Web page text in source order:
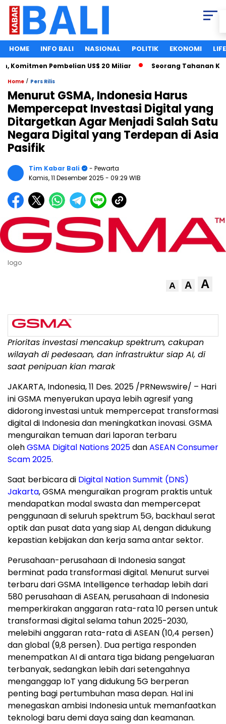
HOME INFO BALI NASIONAL POLITIK EKONOMI
Pembelian US$ 20 Miliar Seorang Tahanan
Home / Pers Rilis
Menurut GSMA, Indonesia Harus
Mempercepat Investasi Digital yang
Ditargetkan Agar Menjadi Salah Satu
Negara Digital yang Terdepan di Asia
Pasifik
Tim Kabar Bali
- Pewarta
Kamis, 11 Desember 2025 - 09:29 WIB
logo
A A A
Prioritas investasi mencakup spektrum, cakupan
wilayah di pedesaan, dan infrastruktur siap AI, di
saat penipuan kian marak
JAKARTA, Indonesia,11 Des. 2025 /PRNewswire/ – Hari
ini GSMA menyerukan upaya lebih agresif yang
didorong investasi untuk mempercepat transformasi
digital di Indonesiadan meningkatkan inovasi. GSMA
menguraikan temuan dari laporan terbaru
olehGSMA Digital Nations 2025danASEAN Consumer
Scam 2025.
Saat berbicara di Digital Nation Summit (DNS)
Jakarta, GSMA menguraikan program praktis untuk
mendapatkan modal swasta dan mempercepat
penggunaan di seluruh spektrum 5G, backhaul serat
optik dan pusat data yang siap AI, dengan didukung
kepastian kebijakan dan kerja sama antar sektor.
Perusahaan-perusahaan di Indonesiasangat
berminat pada transformasi digital. Menurut survei
terbaru dari GSMA Intelligence terhadap lebih dari
580 perusahaan di ASEAN, perusahaan di Indonesia
memperkirakan anggaran rata-rata 10 persen untuk
transformasi digital selama tahun 2025-2030,
melebihi anggaran rata-rata di ASEAN (10,4 persen)
dan global (9,8 persen). Dua pertiga responden
menempatkanAI diantara tiga bidang pengeluaran
terbanyak, sedangkan lebih dari setengahnya
menganggap IoT yang didukung 5G berperan
penting bagi pertumbuhan masa depan. Hal ini
menegaskan ambisi Indonesiauntuk memanfaatkan
teknologi baru demi daya saing dan keamanan.